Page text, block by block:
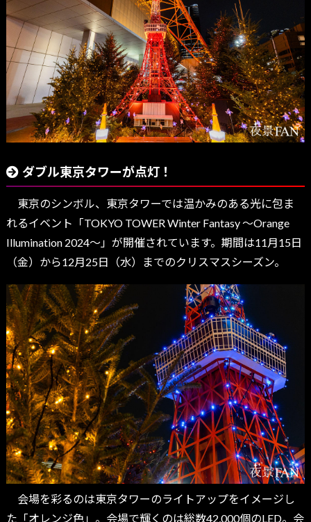
ダブル東京タワーが点灯！
東京のシンボル、東京タワーでは温かみのある光に包ま
れるイベント「TOKYO TOWER Winter Fantasy ～Orange
Illumination 2024～」が開催されています。期間は11月15日
（金）から12月25日（水）までのクリスマスシーズン。
会場を彩るのは東京タワーのライトアップをイメージし
た「オレンジ色」。会場で輝くのは総数42,000個のLED。会